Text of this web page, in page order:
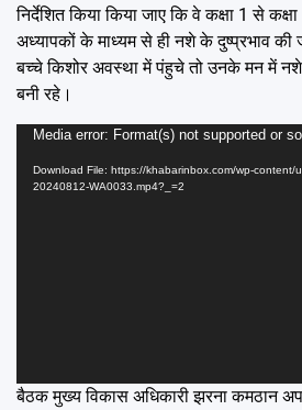
निर्देशित किया किया जाए कि वे कक्षा 1 से
अध्यापकों के माध्यम से ही नशे के दुष्प्रभाव की
बच्चे किशोर अवस्था में पंहुचे तो उनके मन में
बनी रहे।
Video
Player
Media error: Format(s) not supported or
Download File: https://khabarinbox.com/wp-content/
20240812-WA0033.mp4?_=2
बैठक मुख्य विकास अधिकारी झरना कमठान